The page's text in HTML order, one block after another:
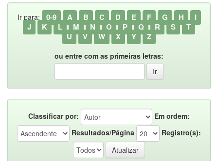
Ir para: 0-9 A B C D E F G H
I
J
K L M N O P Q R S
T
U
V W X Y Z
ou entre com as primeiras letras:
Classificar por:
Em ordem:
Resultados/Página
Registro(s):